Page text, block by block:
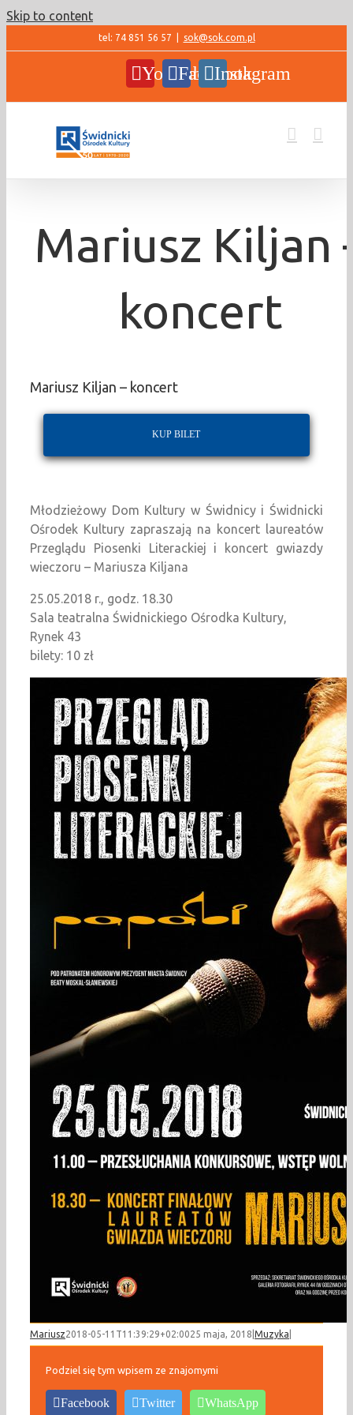
Skip to content
tel: 74 851 56 57 sok@sok.com.pl
YouTubeFacebookInstagram
Mariusz Kiljan
koncert
Mariusz Kiljan – koncert
KUP BILET
Młodzieżowy Dom Kultury w Świdnicy i Świdnicki
Ośrodek Kultury zapraszają na koncert laureatów
Przeglądu Piosenki Literackiej i koncert gwiazdy
wieczoru – Mariusza Kiljana
25.05.2018 r., godz. 18.30
Sala teatralna Świdnickiego Ośrodka Kultury,
Rynek 43
bilety: 10 zł
Mariusz2018-05-11T11:39:29+02:0025 maja, 2018 Muzyka
Podziel się tym wpisem ze znajomymi
Facebook Twitter WhatsApp